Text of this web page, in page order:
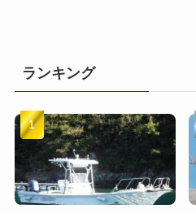
ランキング